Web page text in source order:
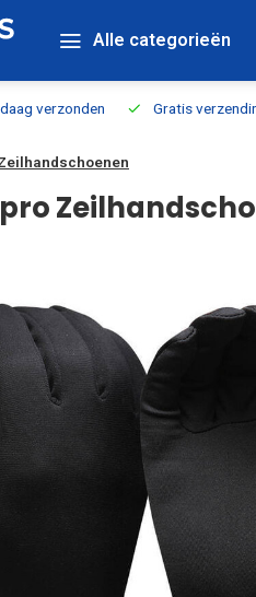
Alle categorieën
verzonden Gratis